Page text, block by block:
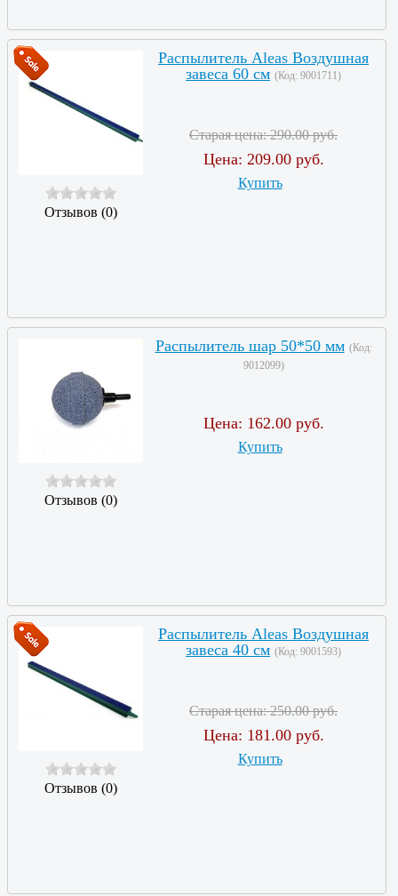
Отзывов (0)
Распылитель Aleas Воздушная
завеса 60 см (Код: 9001711)
Старая цена:290.00 руб.
Цена: 209.00 руб.
Купить
Отзывов (0)
Распылитель шар 50*50 мм (Код:
9012099)
Цена: 162.00 руб.
Купить
Отзывов (0)
Распылитель Aleas Воздушная
завеса 40 см (Код: 9001593)
Старая цена:250.00 руб.
Цена: 181.00 руб.
Купить